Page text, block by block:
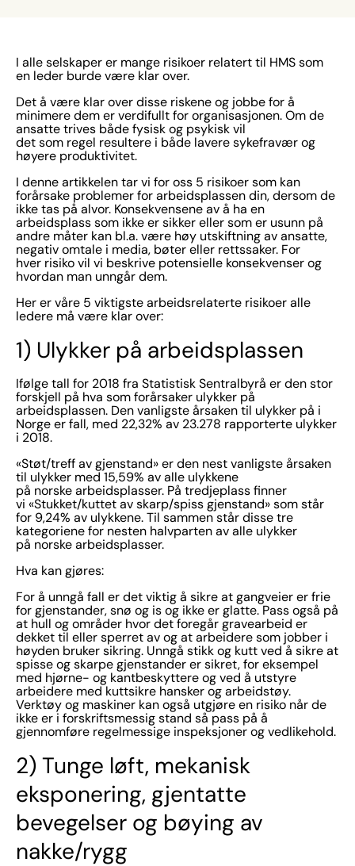
I alle selskaper er mange risikoer relatert til HMS som
en leder burde være klar over.
Det å være klar over disse riskene og jobbe for å
minimere dem er verdifullt for organisasjonen. Om de
ansatte trives både fysisk og psykisk vil
det som regel resultere i både lavere sykefravær og
høyere produktivitet.
I denne artikkelen tar vi for oss 5 risikoer som kan
forårsake problemer for arbeidsplassen din, dersom de
ikke tas på alvor. Konsekvensene av å ha en
arbeidsplass som ikke er sikker eller som er usunn på
andre måter kan bl.a. være høy utskiftning av ansatte,
negativ omtale i media, bøter eller rettssaker. For
hver risiko vil vi beskrive potensielle konsekvenser og
hvordan man unngår dem.
Her er våre 5 viktigste arbeidsrelaterte risikoer alle
ledere må være klar over:
1) Ulykker på arbeidsplassen
Ifølge tall for 2018 fra Statistisk Sentralbyrå er den stor
forskjell på hva som forårsaker ulykker på
arbeidsplassen. Den vanligste årsaken til ulykker på i
Norge er fall, med 22,32% av 23.278 rapporterte ulykker
i 2018.
«Støt/treff av gjenstand» er den nest vanligste årsaken
til ulykker med 15,59% av alle ulykkene
på norske arbeidsplasser. På tredjeplass finner
vi «Stukket/kuttet av skarp/spiss gjenstand» som står
for 9,24% av ulykkene. Til sammen står disse tre
kategoriene for nesten halvparten av alle ulykker
på norske arbeidsplasser.
Hva kan gjøres:
For å unngå fall er det viktig å sikre at gangveier er frie
for gjenstander, snø og is og ikke er glatte. Pass også på
at hull og områder hvor det foregår gravearbeid er
dekket til eller sperret av og at arbeidere som jobber i
høyden bruker sikring. Unngå stikk og kutt ved å sikre at
spisse og skarpe gjenstander er sikret, for eksempel
med hjørne- og kantbeskyttere og ved å utstyre
arbeidere med kuttsikre hansker og arbeidstøy.
Verktøy og maskiner kan også utgjøre en risiko når de
ikke er i forskriftsmessig stand så pass på å
gjennomføre regelmessige inspeksjoner og vedlikehold.
2) Tunge løft, mekanisk
eksponering, gjentatte
bevegelser og bøying av
nakke/rygg